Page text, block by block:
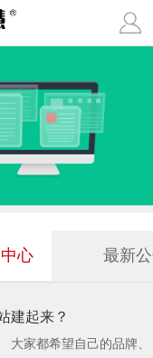
心 最新
建起来？